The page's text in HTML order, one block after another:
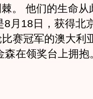
。 他们的生命从
月18日，获得北
赛冠军的澳大利
森在领奖台上拥